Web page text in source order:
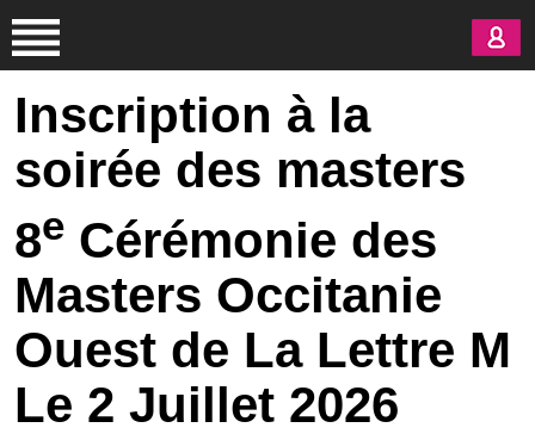
Inscription à la
soirée des masters
8e Cérémonie des
Masters Occitanie
Ouest de La Lettre M
Le 2 Juillet 2026